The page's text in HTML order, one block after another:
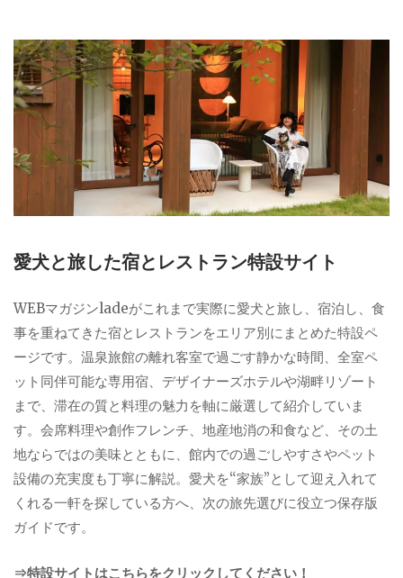
愛犬と旅した宿とレストラン特設サイト
WEBマガジンladeがこれまで実際に愛犬と旅し、宿泊し、食
事を重ねてきた宿とレストランをエリア別にまとめた特設ペ
ージです。温泉旅館の離れ客室で過ごす静かな時間、全室ペ
ット同伴可能な専用宿、デザイナーズホテルや湖畔リゾート
まで、滞在の質と料理の魅力を軸に厳選して紹介していま
す。会席料理や創作フレンチ、地産地消の和食など、その土
地ならではの美味とともに、館内での過ごしやすさやペット
設備の充実度も丁寧に解説。愛犬を“家族”として迎え入れて
くれる一軒を探している方へ、次の旅先選びに役立つ保存版
ガイドです。
⇒特設サイトはこちらをクリックしてください！